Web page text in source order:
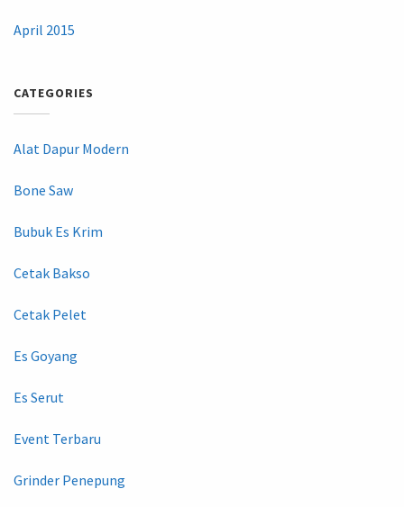
April 2015
CATEGORIES
Alat Dapur Modern
Bone Saw
Bubuk Es Krim
Cetak Bakso
Cetak Pelet
Es Goyang
Es Serut
Event Terbaru
Grinder Penepung